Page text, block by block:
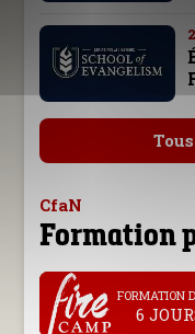
CfaN
Formation
. FORMATION
6